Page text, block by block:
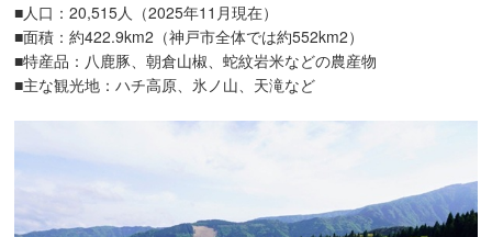
■人口：20,515人（2025年11月現在）
■面積：約422.9km2（神戸市全体では約552km2）
■特産品：八鹿豚、朝倉山椒、蛇紋岩米などの農産物
■主な観光地：ハチ高原、氷ノ山、天滝など